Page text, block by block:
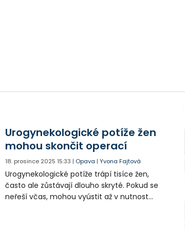
Urogynekologické potíže žen
mohou skončit operací
18. prosince 2025 15:33 | Opava |Yvona Fajtová
Urogynekologické potíže trápí tisíce žen,
často ale zůstávají dlouho skryté. Pokud se
neřeší včas, mohou vyústit až v nutnost